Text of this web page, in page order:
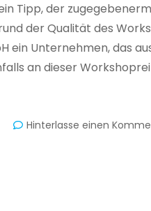
Tipp, der
der Qualität des
ein Unternehmen, das
an dieser
Hinterlasse einen